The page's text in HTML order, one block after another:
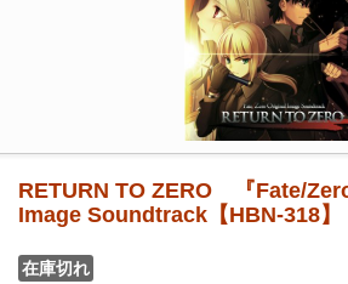
RETURN TO ZERO 『Fate/
Image Soundtrack【HBN-318】
在庫切れ